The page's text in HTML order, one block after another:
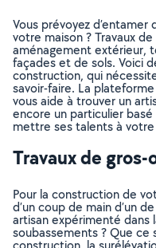
Vous prévoyez d’entamer
votre maison ? Travaux
aménagement extérieur,
façades et de sols. Voici
construction, qui
savoir-faire. La
vous aide à trouver un
encore un particulier
mettre ses talents à
Travaux de gros-
Pour la construction de
d’un coup de main d’un
artisan expérimenté dans
soubassements ? Que